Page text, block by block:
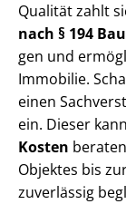
Qualität zahlt
nach § 194
gen und
Immobilie.
einen
ein. Dieser
Kosten
Objektes bis
zuverlässig